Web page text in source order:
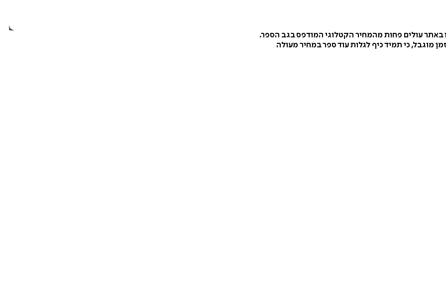
באתר עולים פחות מהמחיר הקטלוגי המודפס בגב הספר.
מוגבל, כי תמיד כיף לגלות עוד ספר במחיר מעולה